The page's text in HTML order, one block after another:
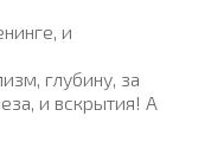
и
глубину, за
и вскрытия! А